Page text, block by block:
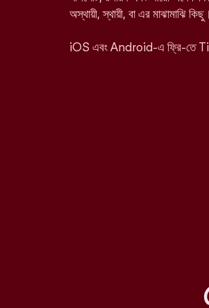
অস্থায়ী, স্থায়ী, বা এর মাঝামাঝি কিছু।
iOS এবং Android-এ ফ্রি-তে